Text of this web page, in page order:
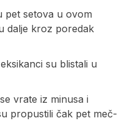
pet setova u ovom
dalje kroz poredak
su blistali u
vrate iz minusa i
propustili čak pet meč-